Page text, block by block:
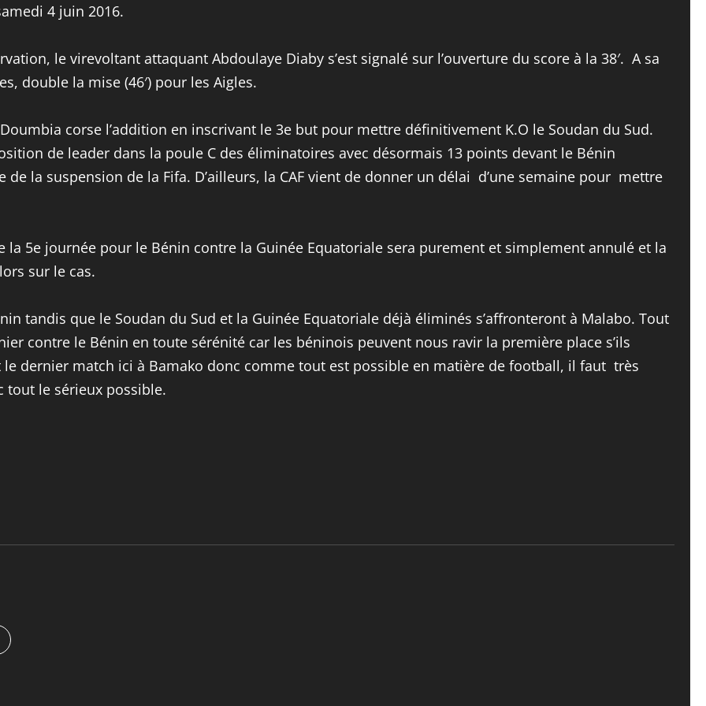
4 juin 2016.
le virevoltant attaquant Abdoulaye Diaby s’est signalé sur l’ouverture du score à la 38′. A sa
double la mise (46′) pour les Aigles.
corse l’addition en inscrivant le 3e but pour mettre définitivement K.O le Soudan du Sud.
de leader dans la poule C des éliminatoires avec désormais 13 points devant le Bénin
la suspension de la Fifa. D’ailleurs, la CAF vient de donner un délai d’une semaine pour mettre
la 5e journée pour le Bénin contre la Guinée Equatoriale sera purement et simplement annulé et la
sur le cas.
tandis que le Soudan du Sud et la Guinée Equatoriale déjà éliminés s’affronteront à Malabo. Tout
contre le Bénin en toute sérénité car les béninois peuvent nous ravir la première place s’ils
dernier match ici à Bamako donc comme tout est possible en matière de football, il faut très
tout le sérieux possible.